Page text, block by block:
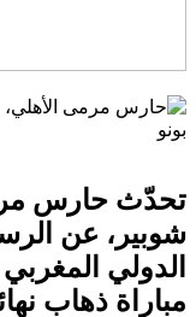
تحدّث حارس
شوبير، عن
الدولي
مباراة ذهاب